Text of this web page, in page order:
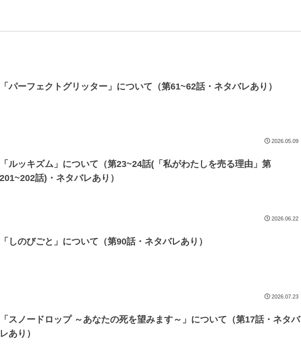
「パーフェクトグリッター」について（第61~62話・ネタバレあり）
2026.05.09
「ルッキズム」について（第23~24話(「私がわたしを売る理由」第
201~202話)・ネタバレあり）
2026.06.22
「しのびごと」について（第90話・ネタバレあり）
2026.07.23
「スノードロップ ～あなたの死を望みます～」について（第17話・ネタバ
レあり）